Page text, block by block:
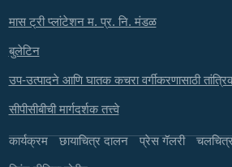
मास ट्री प्लांटेशन म. प्र. नि. मंडळ
बुलेटिन
उप-उत्पादने आणि घातक कचरा वर्गीकरणासाठी
सीपीसीबीची मार्गदर्शक तत्त्वे
कार्यक्रम छायाचित्र दालन प्रेस गॅलरी